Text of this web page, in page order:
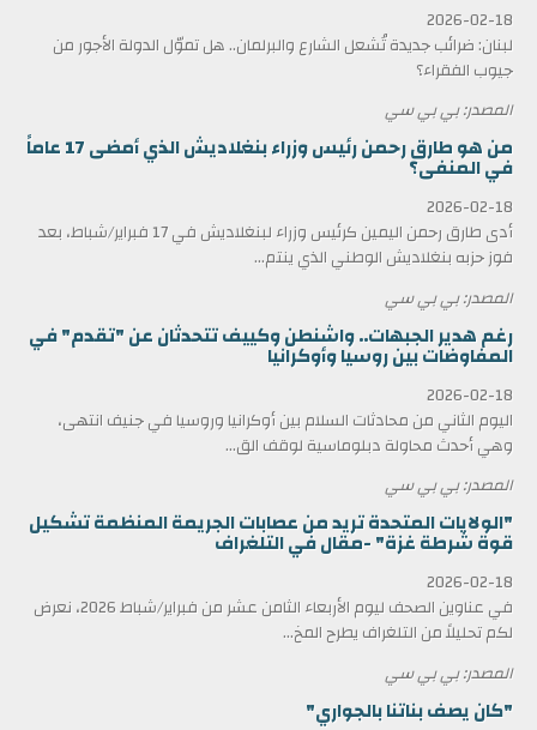
2026-02-18
لبنان: ضرائب جديدة تُشعل الشارع والبرلمان.. هل تموّل الدولة الأجور من
جيوب الفقراء؟
المصدر: بي بي سي
من هو طارق رحمن رئيس وزراء بنغلاديش الذي أمضى 17 عاماً
في المنفى؟
2026-02-18
أدى طارق رحمن اليمين كرئيس وزراء لبنغلاديش في 17 فبراير/شباط، بعد
فوز حزبه بنغلاديش الوطني الذي ينتم...
المصدر: بي بي سي
رغم هدير الجبهات.. واشنطن وكييف تتحدثان عن "تقدم" في
المفاوضات بين روسيا وأوكرانيا
2026-02-18
اليوم الثاني من محادثات السلام بين أوكرانيا وروسيا في جنيف انتهى،
وهي أحدث محاولة دبلوماسية لوقف الق...
المصدر: بي بي سي
"الولايات المتحدة تريد من عصابات الجريمة المنظمة تشكيل
قوة شرطة غزة" -مقال في التلغراف
2026-02-18
في عناوين الصحف ليوم الأربعاء الثامن عشر من فبراير/شباط 2026، نعرض
لكم تحليلاً من التلغراف يطرح المخ...
المصدر: بي بي سي
"كان يصف بناتنا بالجواري"